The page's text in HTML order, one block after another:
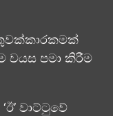
වයස පමා කිරීම
වාට්ටුවේ